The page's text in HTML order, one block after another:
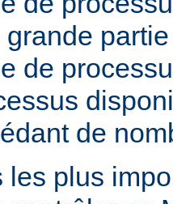
de
de
les plus